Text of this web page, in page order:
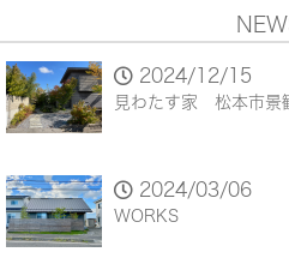
2024/12/15
見わたす家 松本市景
2024/03/06
WORKS